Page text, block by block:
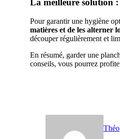
La meilleure solution
Pour garantir une hygiène
matières et de les alterner
découper régulièrement et
En résumé, garder une
conseils, vous pourrez
Théo